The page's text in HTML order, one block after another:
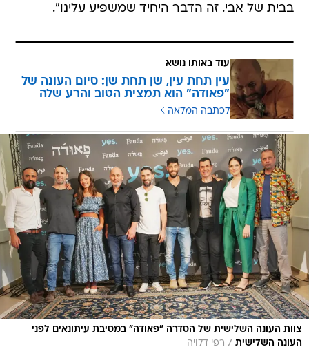
בבית של אבי. זה הדבר היחיד שמשפיע עלינו".
עוד באותו נושא
עין תחת עין, שן תחת שן: סיום העונה של
"פאודה" הוא תמצית הטוב והרע שלה
לכתבה המלאה
צוות העונה השלישית של הסדרה "פאודה" במסיבת עיתונאים לפני
העונה השלישית / רפי דלויה